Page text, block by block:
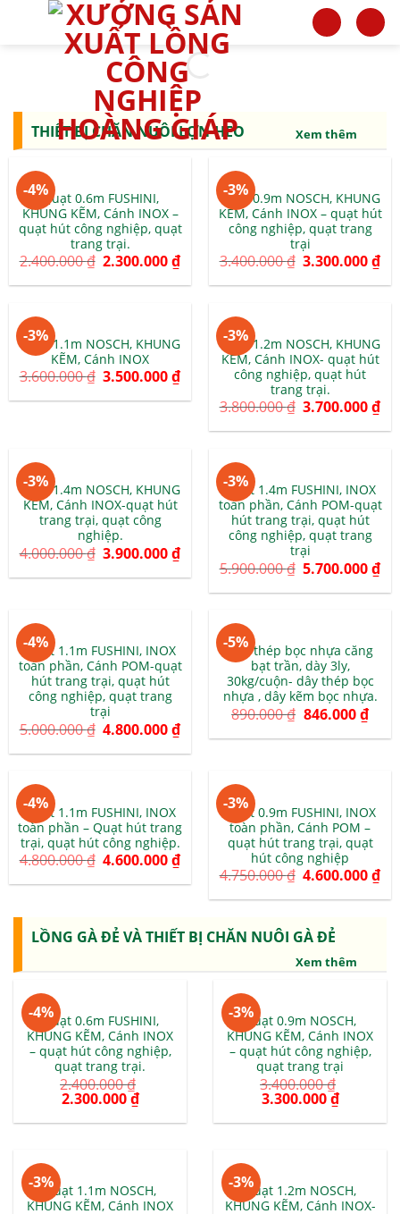
THIẾT BỊ CHĂN NUÔI LỢN-HEO Xem thêm
-4%Quạt 0.6m FUSHINI,
KHUNG KẼM, Cánh INOX –
quạt hút công nghiệp, quạt
trang trại.
2.400.000₫ 2.300.000₫
-3%
Quạt 0.9m NOSCH, KHUNG
KẼM, Cánh INOX – quạt hút
công nghiệp, quạt trang
trại
3.400.000₫ 3.300.000₫
-3%
Quạt 1.1m NOSCH, KHUNG
KẼM, Cánh INOX
3.600.000₫ 3.500.000₫
-3%
Quạt 1.2m NOSCH, KHUNG
KẼM, Cánh INOX- quạt hút
công nghiệp, quạt hút
trang trại.
3.800.000₫ 3.700.000₫
-3%
Quạt 1.4m NOSCH, KHUNG
KẼM, Cánh INOX-quạt hút
trang trại, quạt công
nghiệp.
4.000.000₫ 3.900.000₫
-3%
Quạt 1.4m FUSHINI, INOX
toàn phần, Cánh POM-quạt
hút trang trại, quạt hút
công nghiệp, quạt trang
trại
5.900.000₫ 5.700.000₫
-4%
Quạt 1.1m FUSHINI, INOX
toàn phần, Cánh POM-quạt
hút trang trại, quạt hút
công nghiệp, quạt trang
trại
5.000.000₫ 4.800.000₫
-5%
Dây thép bọc nhựa căng
bạt trần, dày 3ly,
30kg/cuộn- dây thép bọc
nhựa , dây kẽm bọc nhựa.
890.000₫ 846.000₫
-4%
Quạt 1.1m FUSHINI, INOX
toàn phần – Quạt hút trang
trại, quạt hút công nghiệp.
4.800.000₫ 4.600.000₫
-3%
Quạt 0.9m FUSHINI, INOX
toàn phần, Cánh POM –
quạt hút trang trại, quạt
hút công nghiệp
4.750.000₫ 4.600.000₫
LỒNG GÀ ĐẺ VÀ THIẾT BỊ CHĂN NUÔI GÀ ĐẺ
Xem thêm
-4%Quạt 0.6m FUSHINI,
KHUNG KẼM, Cánh INOX
– quạt hút công nghiệp,
quạt trang trại.
2.400.000₫
2.300.000₫
-3%Quạt 0.9m NOSCH,
KHUNG KẼM, Cánh INOX
– quạt hút công nghiệp,
quạt trang trại
3.400.000₫
3.300.000₫
-3%Quạt 1.1m NOSCH,
KHUNG KẼM, Cánh INOX
-3%Quạt 1.2m NOSCH,
KHUNG KẼM, Cánh INOX-